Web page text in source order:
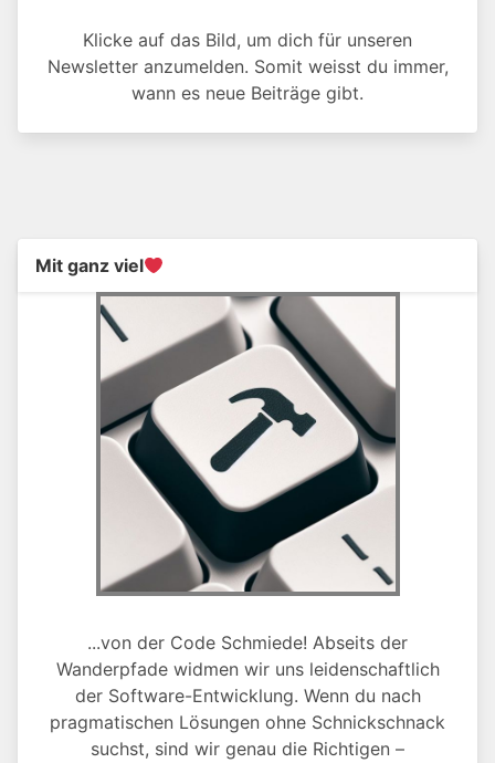
Klicke auf das Bild, um dich für unseren
Newsletter anzumelden. Somit weisst du immer,
wann es neue Beiträge gibt.
Mit ganz viel
...von der Code Schmiede! Abseits der
Wanderpfade widmen wir uns leidenschaftlich
der Software-Entwicklung. Wenn du nach
pragmatischen Lösungen ohne Schnickschnack
suchst, sind wir genau die Richtigen –